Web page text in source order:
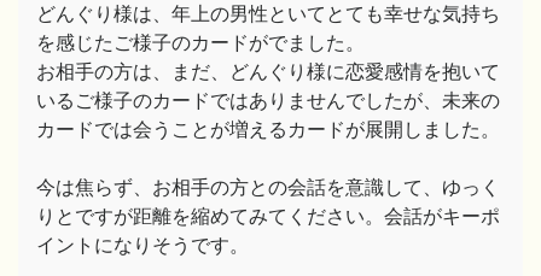
どんぐり様は、年上の男性といてとても幸せな気持ち
を感じたご様子のカードがでました。
お相手の方は、まだ、どんぐり様に恋愛感情を抱いて
いるご様子のカードではありませんでしたが、未来の
カードでは会うことが増えるカードが展開しました。
今は焦らず、お相手の方との会話を意識して、ゆっく
りとですが距離を縮めてみてください。会話がキーポ
イントになりそうです。